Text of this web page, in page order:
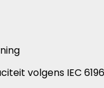
volgens IEC